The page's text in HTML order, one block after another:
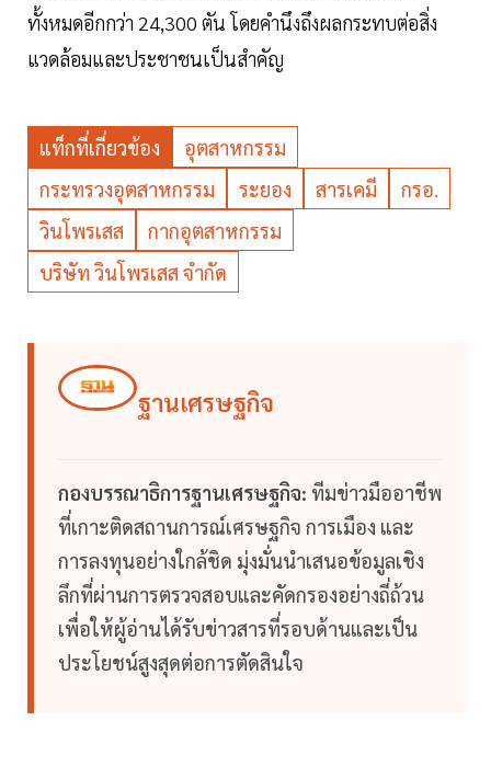
ทั้งหมดอีกกว่า 24,300 ตัน โดยคำนึงถึงผลกระทบต่อสิ่ง
แวดล้อมและประชาชนเป็นสำคัญ
แท็กที่เกี่ยวข้อง
อุตสาหกรรม
กระทรวงอุตสาหกรรม
ระยอง สารเคมี
กรอ.
วินโพรเสส
กากอุตสาหกรรม
บริษัท วินโพรเสส จำกัด
ฐานเศรษฐกิจ
กองบรรณาธิการฐานเศรษฐกิจ: ทีมข่าวมืออาชีพ
ที่เกาะติดสถานการณ์เศรษฐกิจ การเมือง และ
การลงทุนอย่างใกล้ชิด มุ่งมั่นนำเสนอข้อมูลเชิง
ลึกที่ผ่านการตรวจสอบและคัดกรองอย่างถี่ถ้วน
เพื่อให้ผู้อ่านได้รับข่าวสารที่รอบด้านและเป็น
ประโยชน์สูงสุดต่อการตัดสินใจ